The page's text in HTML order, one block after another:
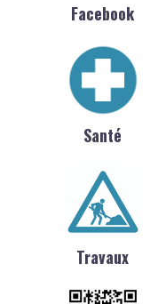
Facebook
Santé
Travaux